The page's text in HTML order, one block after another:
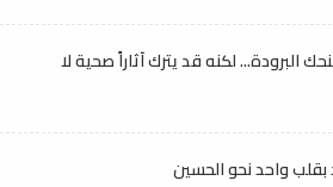
البرودة... لكنه قد يترك آثاراً صحية لا
بقلب واحد نحو الحسين